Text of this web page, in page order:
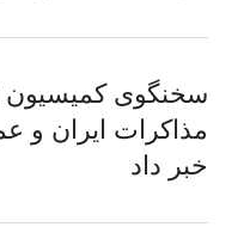
سخنگوی کمیسیون
مذاکرات ایران و
خبر داد